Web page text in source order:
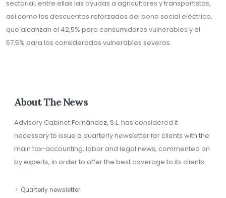
sectorial, entre ellas las ayudas a agricultores y transportistas,
así como los descuentos reforzados del bono social eléctrico,
que alcanzan el 42,5% para consumidores vulnerables y el
57,5% para los considerados vulnerables severos.
About The News
Advisory Cabinet Fernández, S.L. has considered it
necessary to issue a quarterly newsletter for clients with the
main tax-accounting, labor and legal news, commented on
by experts, in order to offer the best coverage to its clients.
Quarterly newsletter